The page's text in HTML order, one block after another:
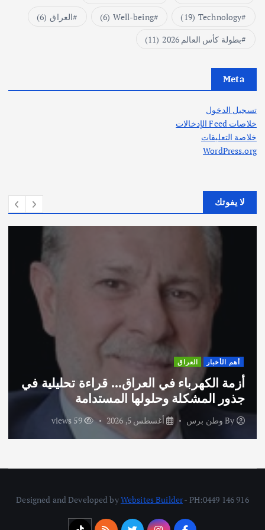
Technology
(19)
Well-being
(6) العراق (6)
بطولة كأس العالم 2026
(11)
Meta
تسجيل الدخول
خلاصات Feed الإدخالات
خلاصة التعليقات
WordPress.org
لا يفوتك
في العراق… قراءة تحليلية في
وحلولها المستدامة
أغسطس 5, 2026 59 views
اختتام
الاماراتية
Designed and Developed byWebsites Builder- PH:0449 146 916